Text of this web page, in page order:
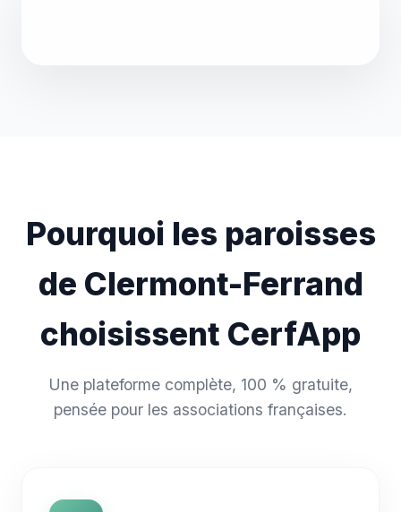
Pourquoi les paroisses
de Clermont-Ferrand
choisissent CerfApp
Une plateforme complète, 100 % gratuite,
pensée pour les associations françaises.